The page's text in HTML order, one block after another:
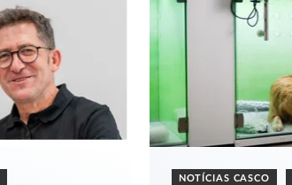
NOTÍCIAS CASCO